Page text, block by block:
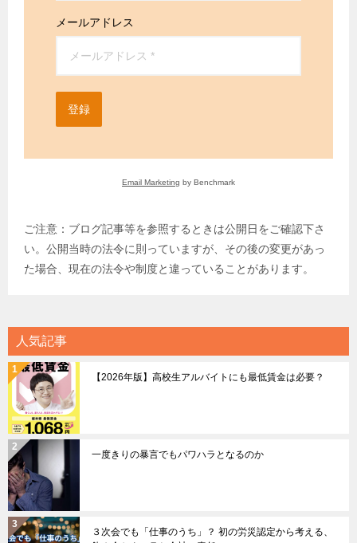
メールアドレス
登録
Email Marketing by Benchmark
ご注意：ブログ記事等を参照するときは公開日をご確認下さ
い。公開当時の法令に則っていますが、その後の変更があっ
た場合、現在の法令や制度と違っていることがあります。
人気記事
【2026年版】高校生アルバイトにも最低賃金は必要？
一度きりの暴言でもパワハラとなるのか
３次会でも「仕事のうち」？ 初の労災認定から考える、